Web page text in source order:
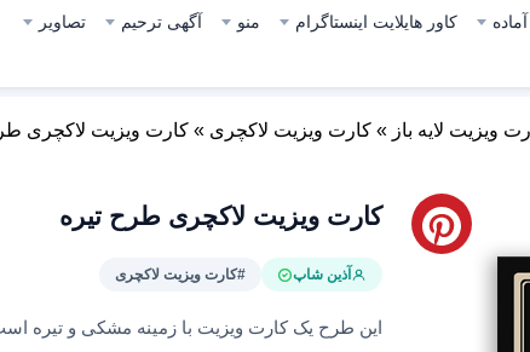
کاور هایلایت اینستاگرام منو آگهی ترحیم تصاویر
ویزیت لایه باز » کارت ویزیت لاکچری » کارت ویزیت لاکچری
کارت ویزیت لاکچری طرح تیره
آذین شاپ #کارت ویزیت لاکچری
این طرح یک کارت ویزیت با زمینه مشکی و